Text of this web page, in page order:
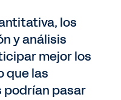
los
y análisis
mejor los
que las
pasar